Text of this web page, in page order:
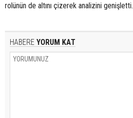
rolünün de altını çizerek analizini genişletti.
HABERE YORUM KAT